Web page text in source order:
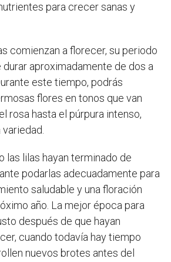
para crecer sanas y
comienzan a florecer, su periodo
aproximadamente de dos a
este tiempo, podrás
flores en tonos que van
rosa hasta el púrpura intenso,
las lilas hayan terminado de
podarlas adecuadamente para
saludable y una floración
año. La mejor época para
después de que hayan
cuando todavía hay tiempo
nuevos brotes antes del